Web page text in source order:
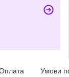
Умови